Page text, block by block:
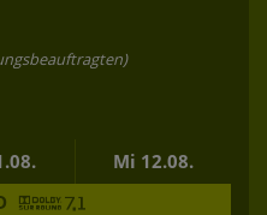
Mi 12.08.